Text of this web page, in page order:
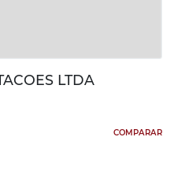
LTDA
COMPARAR